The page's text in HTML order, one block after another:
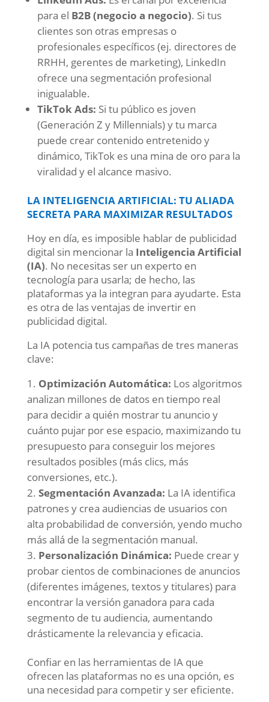
para el B2B (negocio a negocio). Si tus
clientes son otras empresas o
profesionales específicos (ej. directores de
RRHH, gerentes de marketing), LinkedIn
ofrece una segmentación profesional
inigualable.
TikTok Ads: Si tu público es joven
(Generación Z y Millennials) y tu marca
puede crear contenido entretenido y
dinámico, TikTok es una mina de oro para la
viralidad y el alcance masivo.
LA INTELIGENCIA ARTIFICIAL: TU ALIADA
SECRETA PARA MAXIMIZAR RESULTADOS
Hoy en día, es imposible hablar de publicidad
digital sin mencionar la Inteligencia Artificial
(IA). No necesitas ser un experto en
tecnología para usarla; de hecho, las
plataformas ya la integran para ayudarte. Esta
es otra de las ventajas de invertir en
publicidad digital.
La IA potencia tus campañas de tres maneras
clave:
Optimización Automática: Los algoritmos
analizan millones de datos en tiempo real
para decidir a quién mostrar tu anuncio y
cuánto pujar por ese espacio, maximizando tu
presupuesto para conseguir los mejores
resultados posibles (más clics, más
conversiones, etc.).
Segmentación Avanzada: La IA identifica
patrones y crea audiencias de usuarios con
alta probabilidad de conversión, yendo mucho
más allá de la segmentación manual.
Personalización Dinámica: Puede crear y
probar cientos de combinaciones de anuncios
(diferentes imágenes, textos y titulares) para
encontrar la versión ganadora para cada
segmento de tu audiencia, aumentando
drásticamente la relevancia y eficacia.
Confiar en las herramientas de IA que
ofrecen las plataformas no es una opción, es
una necesidad para competir y ser eficiente.